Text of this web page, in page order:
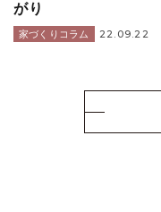
がり
家づくりコラム 22.09.22